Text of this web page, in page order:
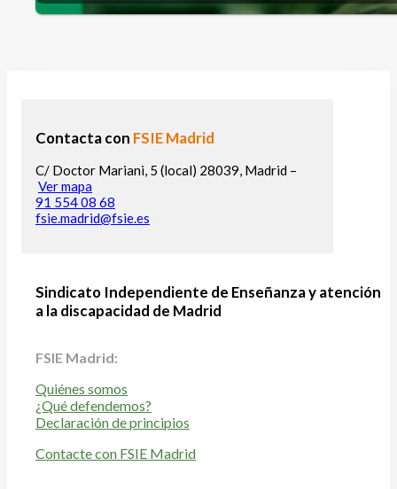
Contacta con FSIE Madrid
C/ Doctor Mariani, 5 (local) 28039, Madrid –
Ver mapa
91 554 08 68
fsie.madrid@fsie.es
Sindicato Independiente de Enseñanza y atención
a la discapacidad de Madrid
FSIE Madrid:
Quiénes somos
¿Qué defendemos?
Declaración de principios
Contacte con FSIE Madrid